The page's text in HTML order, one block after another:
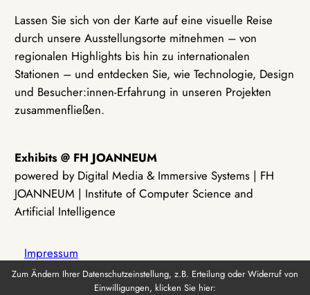
Lassen Sie sich von der Karte auf eine visuelle Reise
durch unsere Ausstellungsorte mitnehmen – von
regionalen Highlights bis hin zu internationalen
Stationen – und entdecken Sie, wie Technologie, Design
und Besucher:innen-Erfahrung in unseren Projekten
zusammenfließen.
Exhibits @ FH JOANNEUM
powered by Digital Media & Immersive Systems | FH
JOANNEUM | Institute of Computer Science and
Artificial Intelligence
Impressum
Zum Ändern Ihrer Datenschutzeinstellung, z.B. Erteilung oder Widerruf von
Einwilligungen, klicken Sie hier: